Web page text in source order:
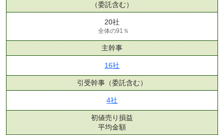
（委託含む）
20社
全体の91％
主幹事
16社
引受幹事 （委託含む）
4社
初値売り損益
平均金額